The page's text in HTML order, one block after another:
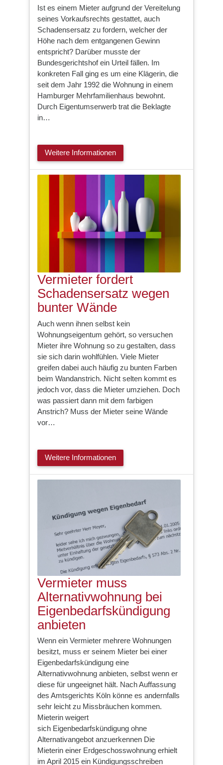
Ist es einem Mieter aufgrund der Vereitelung
seines Vorkaufsrechts gestattet, auch
Schadensersatz zu fordern, welcher der
Höhe nach dem entgangenen Gewinn
entspricht? Darüber musste der
Bundesgerichtshof ein Urteil fällen. Im
konkreten Fall ging es um eine Klägerin, die
seit dem Jahr 1992 die Wohnung in einem
Hamburger Mehrfamilienhaus bewohnt.
Durch Eigentumserwerb trat die Beklagte
in…
Weitere Informationen
Vermieter fordert
Schadensersatz wegen
bunter Wände
Auch wenn ihnen selbst kein
Wohnungseigentum gehört, so versuchen
Mieter ihre Wohnung so zu gestalten, dass
sie sich darin wohlfühlen. Viele Mieter
greifen dabei auch häufig zu bunten Farben
beim Wandanstrich. Nicht selten kommt es
jedoch vor, dass die Mieter umziehen. Doch
was passiert dann mit dem farbigen
Anstrich? Muss der Mieter seine Wände
vor…
Weitere Informationen
Vermieter muss
Alternativwohnung bei
Eigenbedarfskündigung
anbieten
Wenn ein Vermieter mehrere Wohnungen
besitzt, muss er seinem Mieter bei einer
Eigenbedarfskündigung eine
Alternativwohnung anbieten, selbst wenn er
diese für ungeeignet hält. Nach Auffassung
des Amtsgerichts Köln könne es andernfalls
sehr leicht zu Missbräuchen kommen.
Mieterin weigert
sich Eigenbedarfskündigung ohne
Alternativangebot anzuerkennen Die
Mieterin einer Erdgeschosswohnung erhielt
im April 2015 ein Kündigungsschreiben